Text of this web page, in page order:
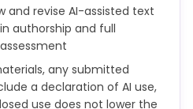
Tools einzureichen, auch
Technologien
Vorlage).
Arbeit habe ich / haben wir
benutzt, um
meines Textes in den
and revise AI-assisted text
authorship and full
any submitted
a declaration of AI use,
use does not lower the